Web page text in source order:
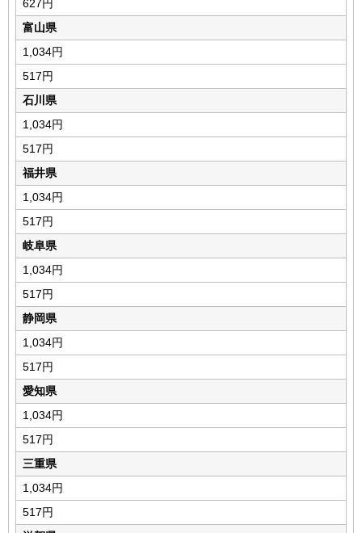
627円
富山県
1,034円
517円
石川県
1,034円
517円
福井県
1,034円
517円
岐阜県
1,034円
517円
静岡県
1,034円
517円
愛知県
1,034円
517円
三重県
1,034円
517円